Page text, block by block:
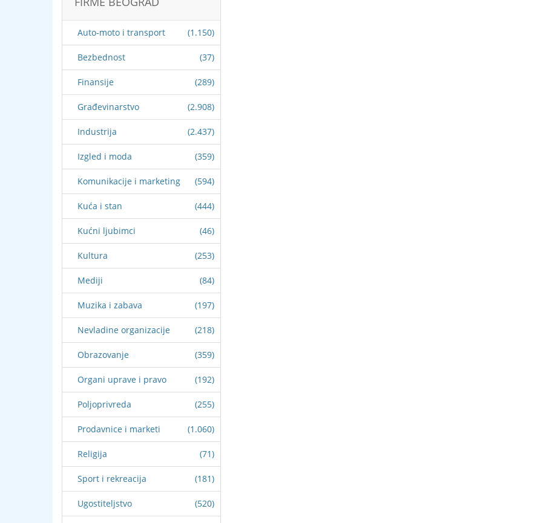
Auto-moto i transport (1.150)
Bezbednost (37)
Finansije (289)
Građevinarstvo (2.908)
Industrija (2.437)
Izgled i moda (359)
Komunikacije i marketing (594)
Kuća i stan (444)
Kućni ljubimci (46)
Kultura (253)
Mediji (84)
Muzika i zabava (197)
Nevladine organizacije (218)
Obrazovanje (359)
Organi uprave i pravo (192)
Poljoprivreda (255)
Prodavnice i marketi (1.060)
Religija (71)
Sport i rekreacija (181)
Ugostiteljstvo (520)